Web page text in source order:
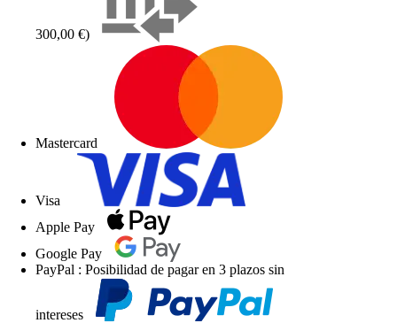
300,00 €)
Mastercard
Visa
Apple Pay
Google Pay
PayPal : Posibilidad de pagar en 3 plazos sin
intereses